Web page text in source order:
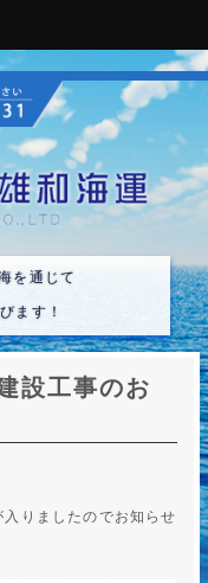
を通じて
ます！
設工事のお
りましたのでお知らせ